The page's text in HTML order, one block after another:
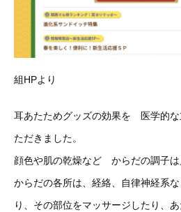
組HPより
耳あたためグッズの効果を 医学的
ただきました。
顔色や肌の乾燥など からだの調子は
からだの各所は、経絡、自律神経系
り、その部位をマッサージしたり、